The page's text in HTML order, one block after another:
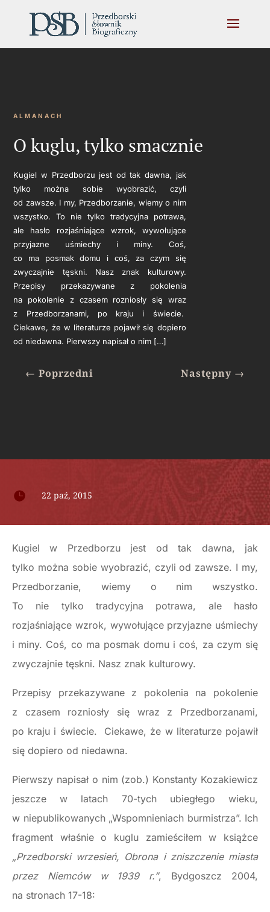
ALMANACH
O kuglu, tylko smacznie
Kugiel w Przedborzu jest od tak dawna, jak
tylko można sobie wyobrazić, czyli
od zawsze. I my, Przedborzanie, wiemy o nim
wszystko. To nie tylko tradycyjna potrawa,
ale hasło rozjaśniające wzrok, wywołujące
przyjazne uśmiechy i miny. Coś,
co ma posmak domu i coś, za czym się
zwyczajnie tęskni. Nasz znak kulturowy.
Przepisy przekazywane z pokolenia
na pokolenie z czasem rozniosły się wraz
z Przedborzanami, po kraju i świecie.
Ciekawe, że w literaturze pojawił się dopiero
od niedawna. Pierwszy napisał o nim […]
←Poprzedni Następny→
 22 paź, 2015
Kugiel w Przedborzu jest od tak dawna, jak
tylko można sobie wyobrazić, czyli od zawsze. I my,
Przedborzanie, wiemy o nim wszystko.
To nie tylko tradycyjna potrawa, ale hasło
rozjaśniające wzrok, wywołujące przyjazne uśmiechy
i miny. Coś, co ma posmak domu i coś, za czym się
zwyczajnie tęskni. Nasz znak kulturowy.
Przepisy przekazywane z pokolenia na pokolenie
z czasem rozniosły się wraz z Przedborzanami,
po kraju i świecie. Ciekawe, że w literaturze pojawił
się dopiero od niedawna.
Pierwszy napisał o nim (zob.) Konstanty Kozakiewicz
jeszcze w latach 70-tych ubiegłego wieku,
w niepublikowanych „Wspomnieniach burmistrza”. Ich
fragment właśnie o kuglu zamieściłem w książce
„Przedborski wrzesień, Obrona i zniszczenie miasta
przez Niemców w 1939 r.”, Bydgoszcz 2004,
na stronach 17-18: